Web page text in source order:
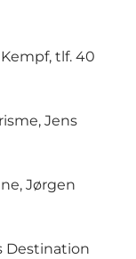
tlf. 40
Jens
Jørgen
Destination